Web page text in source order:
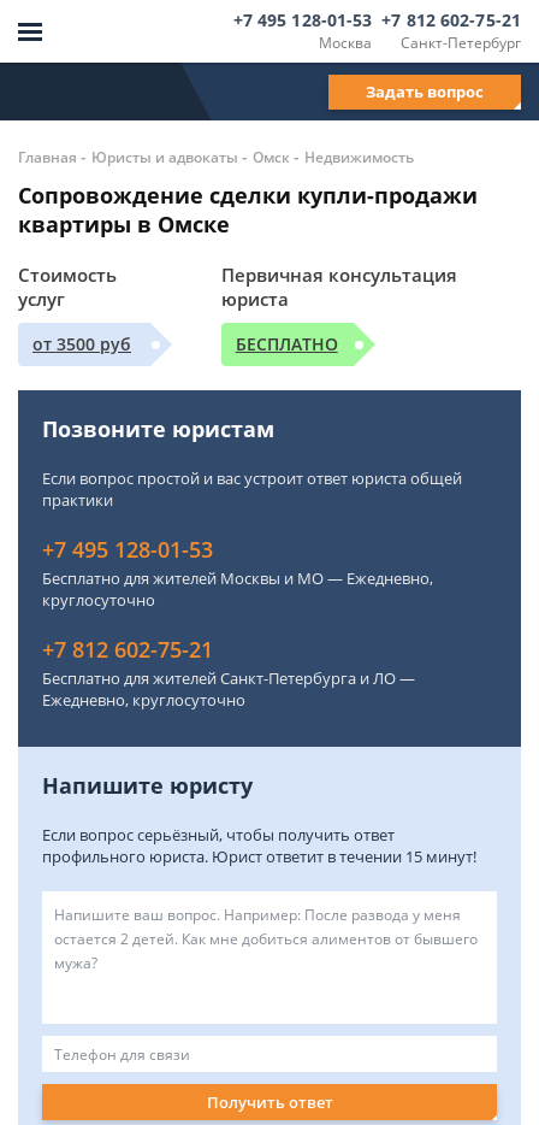
Москва
+7 495 128-01-53
Санкт-Петербург
+7 812 602-75-21
Задать вопрос
Главная - Юристы и адвокаты - Омск- Недвижимость
Сопровождение сделки купли-продажи
квартиры в Омске
Стоимость
услуг
от 3500 руб
Первичная консультация
юриста
БЕСПЛАТНО
Позвоните юристам
Если вопрос простой и вас устроит ответ юриста общей
практики
+7 495 128-01-53
Бесплатно для жителей Москвы и МО — Ежедневно,
круглосуточно
+7 812 602-75-21
Бесплатно для жителей Санкт-Петербурга и ЛО —
Ежедневно, круглосуточно
Напишите юристу
Если вопрос серьёзный, чтобы получить ответ
профильного юриста. Юрист ответит в течении 15 минут!
Получить ответ